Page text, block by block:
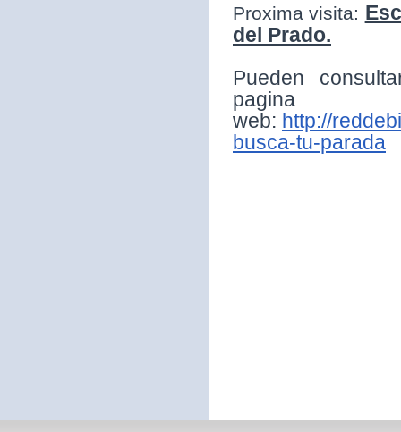
Proxima visita:
del Prado.
Pueden
pagina
web: http://
busca-tu-parada